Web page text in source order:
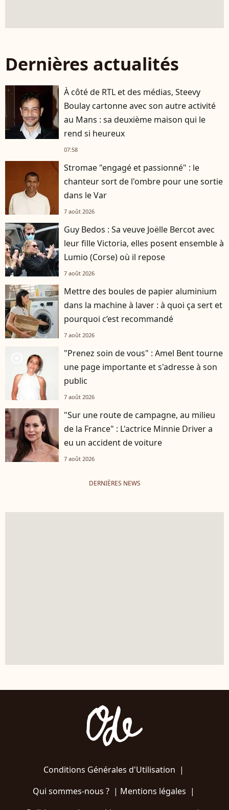
Dernières actualités
À côté de RTL et des médias, Steevy
Boulay cartonne avec son autre activité
au Mans : sa deuxième maison qui le
rend si heureux
07:58
Stromae "engagé et passionné" : le
chanteur sort de l'ombre pour une sortie
dans le Var
7 août 2026
Guy Bedos : Sa veuve Joëlle Bercot avec
leur fille Victoria, elles posent ensemble à
Lumio (Corse) où il repose
7 août 2026
Mettre des boules de papier aluminium
dans la machine à laver : à quoi ça sert et
pourquoi c’est recommandé
7 août 2026
"Prenez soin de vous" : Amel Bent tourne
une page importante et s'adresse à son
public
7 août 2026
"Sur une route de campagne, au milieu
de la France" : L'actrice Minnie Driver a
eu un accident de voiture
7 août 2026
DERNIÈRES NEWS
Conditions Générales d'Utilisation |
Qui sommes-nous ?| Mentions légales |